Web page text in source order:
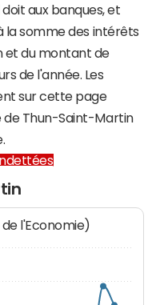
aux banques, et
la somme des intérêts
et du montant de
de l'année. Les
sur cette page
de Thun-Saint-Martin
l'Economie)